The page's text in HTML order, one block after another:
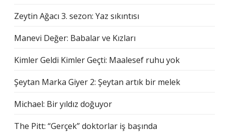
Zeytin Ağacı 3. sezon: Yaz sıkıntısı
Manevi Değer: Babalar ve Kızları
Kimler Geldi Kimler Geçti: Maalesef ruhu yok
Şeytan Marka Giyer 2: Şeytan artık bir melek
Michael: Bir yıldız doğuyor
The Pitt: “Gerçek” doktorlar iş başında